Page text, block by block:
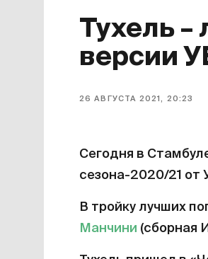
Тухель –
версии
26 АВГУСТА 2021, 20:23
Сегодня в
сезона-2020/21 от
В тройку лучших
Манчини (сборная